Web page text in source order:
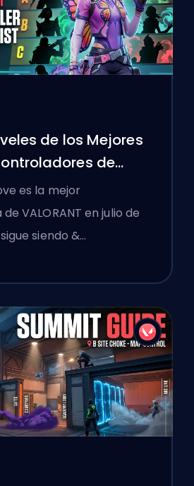
de los Mejores
de
es la mejor
VALORANT en julio de
siendo &…